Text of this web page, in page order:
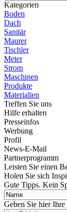
Kategorien
Boden
Dach
Sanitär
Maurer
Tischler
Meter
Strom
Maschinen
Produkte
Materialien
Treffen Sie uns
Hilfe erhalten
Presseinfos
Werbung
Profil
News-E-Mail
Partnerprogramm
Leisten Sie einen
Holen Sie sich
Gute Tipps. Kein
Geben Sie hier